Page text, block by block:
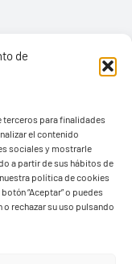
de
terceros para finalidades
el contenido
sociales y mostrarle
a partir de sus hábitos de
política de cookies
“Aceptar” o puedes
rechazar su uso pulsando